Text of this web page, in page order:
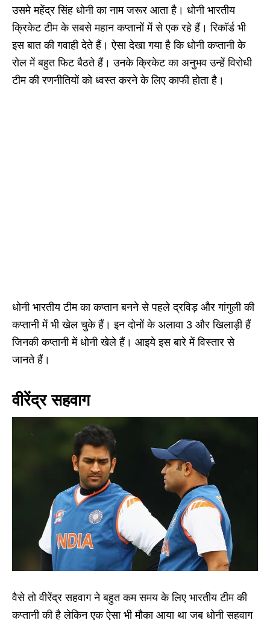
उसमे महेंद्र सिंह धोनी का नाम जरूर आता है। धोनी भारतीय
क्रिकेट टीम के सबसे महान कप्तानों में से एक रहे हैं। रिकॉर्ड भी
इस बात की गवाही देते हैं। ऐसा देखा गया है कि धोनी कप्तानी के
रोल में बहुत फिट बैठते हैं। उनके क्रिकेट का अनुभव उन्हें विरोधी
टीम की रणनीतियों को ध्वस्त करने के लिए काफी होता है।
धोनी भारतीय टीम का कप्तान बनने से पहले द्रविड़ और गांगुली की
कप्तानी में भी खेल चुके हैं। इन दोनों के अलावा 3 और खिलाड़ी हैं
जिनकी कप्तानी में धोनी खेले हैं। आइये इस बारे में विस्तार से
जानते हैं।
वीरेंद्र सहवाग
वैसे तो वीरेंद्र सहवाग ने बहुत कम समय के लिए भारतीय टीम की
कप्तानी की है लेकिन एक ऐसा भी मौका आया था जब धोनी सहवाग